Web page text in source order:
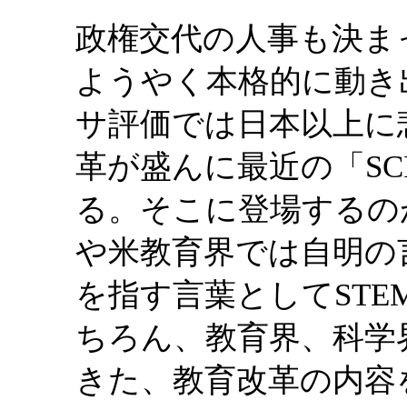
政権交代の人事も決
ようやく本格的に動
サ評価では日本以上
革が盛んに最近の「
る。そこに登場する
や米教育界では自明
を指す言葉として
ちろん、教育界、科
きた、教育改革の内